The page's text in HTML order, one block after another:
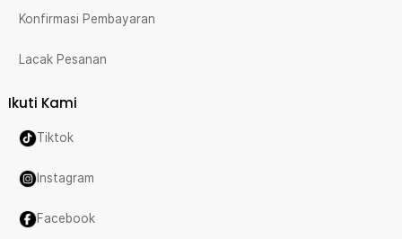
Konfirmasi Pembayaran
Lacak Pesanan
Ikuti Kami
Tiktok
Instagram
Facebook